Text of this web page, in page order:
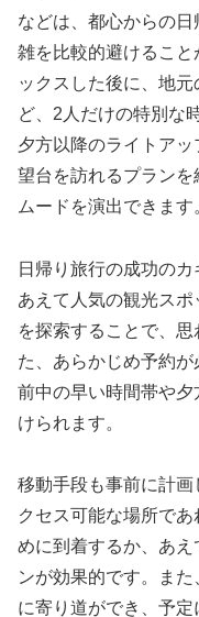
などは、都心からの
雑を比較的避けるこ
ックスした後に、地
ど、2人だけの特別な
夕方以降のライトア
望台を訪れるプラン
ムードを演出できます
日帰り旅行の成功のカ
あえて人気の観光ス
を探索することで、
た、あらかじめ予約
前中の早い時間帯や
けられます。
移動手段も事前に計
クセス可能な場所で
めに到着するか、あ
ンが効果的です。ま
に寄り道ができ、予